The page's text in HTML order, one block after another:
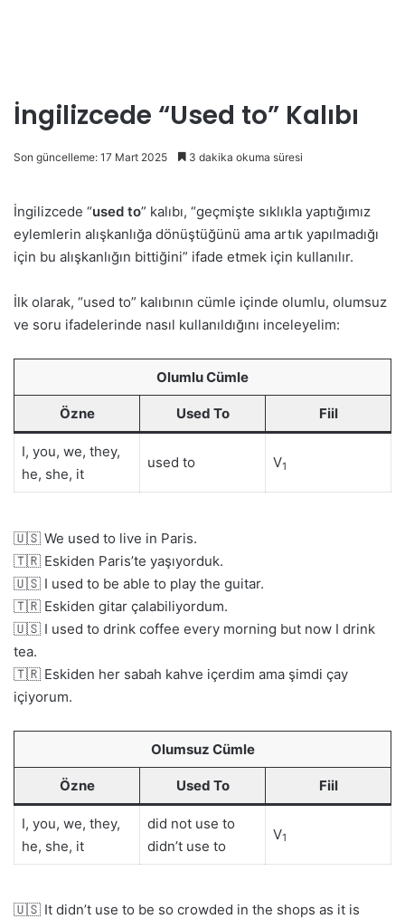
İngilizcede “Used to” Kalıbı
Son güncelleme: 17 Mart 2025 3 dakika okuma süresi
İngilizcede “used to” kalıbı, “geçmişte sıklıkla yaptığımız
eylemlerin alışkanlığa dönüştüğünü ama artık yapılmadığı
için bu alışkanlığın bittiğini” ifade etmek için kullanılır.
İlk olarak, “used to” kalıbının cümle içinde olumlu, olumsuz
ve soru ifadelerinde nasıl kullanıldığını inceleyelim:
Olumlu Cümle
Özne Used To Fiil
I, you, we, they,
he, she, it
used to V1
🇺🇸 We used to live in Paris.
🇹🇷 Eskiden Paris’te yaşıyorduk.
🇺🇸 I used to be able to play the guitar.
🇹🇷 Eskiden gitar çalabiliyordum.
🇺🇸 I used to drink coffee every morning but now I drink
tea.
🇹🇷 Eskiden her sabah kahve içerdim ama şimdi çay
içiyorum.
Olumsuz Cümle
Özne Used To Fiil
I, you, we, they,
he, she, it
did not use to
didn’t use to
V1
🇺🇸 It didn’t use to be so crowded in the shops as it is